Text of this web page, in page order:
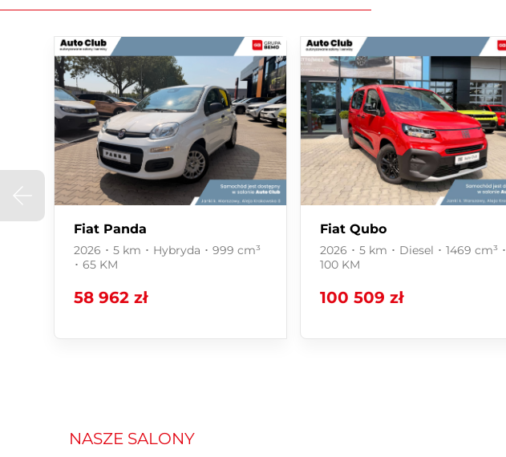
Skorzystaj z naszej oferty i ruszaj w przygodę z nowym
Fiatem 600!
Fiat Panda
2026 ･ 5 km ･ Hybryda ･ 999 cm³
･ 65 KM
58 962 zł
Fiat Qubo
2026 ･ 5 km ･ Diesel ･ 1469 cm³ ･
100 KM
100 509 zł
NASZE SALONY